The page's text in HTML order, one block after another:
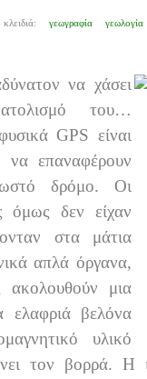
γεωγραφία γεωλογία
να χάσει
του…
GPS είναι
να επαναφέρουν
δρόμο. Οι
όμως δεν είχαν
στα μάτια
απλά όργανα,
ακολουθούν μια
ελαφριά βελόνα
υλικό
τον βορρά. Η